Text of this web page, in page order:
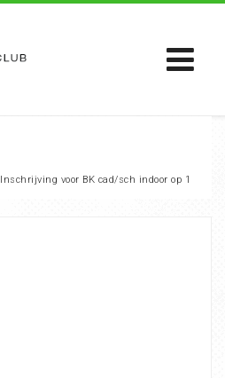
Inschrijving voor BK cad/sch indoor op 1